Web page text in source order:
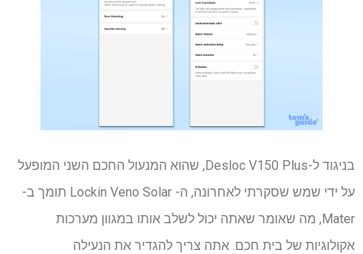
בניגוד ל-Desloc V150 Plus, שהוא המנעול החכם השני המופעל
על ידי שמש שסקרתי לאחרונה, ה- Lockin Veno Solar תומך ב-
Mater, מה שאומר שאתה יכול לשלב אותו במגוון מערכות
אקולוגיות של בית חכם. אתה צריך להגדיר את הנעילה